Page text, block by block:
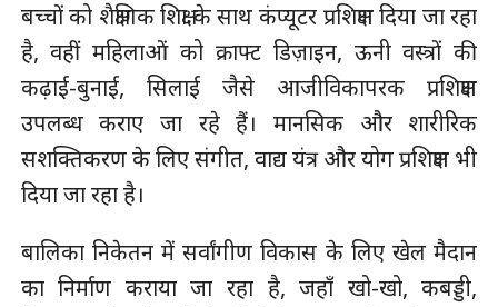
बच्चों को शैक्षणिक शिक्षा के साथ कंप्यूटर प्रशिक्षण दिया जा रहा
है, वहीं महिलाओं को क्राफ्ट डिज़ाइन, ऊनी वस्त्रों की
कढ़ाई-बुनाई, सिलाई जैसे आजीविकापरक प्रशिक्षण
उपलब्ध कराए जा रहे हैं। मानसिक और शारीरिक
सशक्तिकरण के लिए संगीत, वाद्य यंत्र और योग प्रशिक्षण भी
दिया जा रहा है।
बालिका निकेतन में सर्वांगीण विकास के लिए खेल मैदान
का निर्माण कराया जा रहा है, जहाँ खो-खो, कबड्डी,